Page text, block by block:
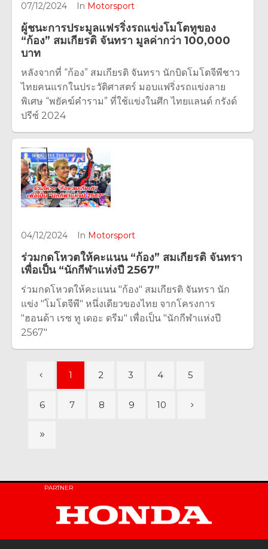
07/12/2024 In Motorsport
ผู้ชนะการประมูลแฟรริ่งรถแข่งโมโตทูของ
“ก้อง” สมเกียรติ จันทรา มูลค่ากว่า 100,000
บาท
หลังจากที่ “ก้อง” สมเกียรติ จันทรา นักบิดโมโตจีพีชาว
ไทยคนแรกในประวัติศาสตร์ มอบแฟริ่งรถแข่งลาย
พิเศษ “พยัคฆ์คำราม” ที่ใช้แข่งในศึก ไทยแลนด์ กรังด์
ปรีซ์ 2024
04/12/2024 In Motorsport
ร่วมกดโหวตให้คะแนน “ก้อง” สมเกียรติ จันทรา
เพื่อเป็น “นักกีฬาแห่งปี 2567”
ร่วมกดโหวตให้คะแนน "ก้อง" สมเกียรติ จันทรา นัก
แข่ง "โมโตจีพี" หนึ่งเดียวของไทย จากโครงการ
"ฮอนด้า เรซ ทู เดอะ ดรีม" เพื่อเป็น "นักกีฬาแห่งปี
2567"
1 2 3 4 5
6 7 8 9 10
PARTNER